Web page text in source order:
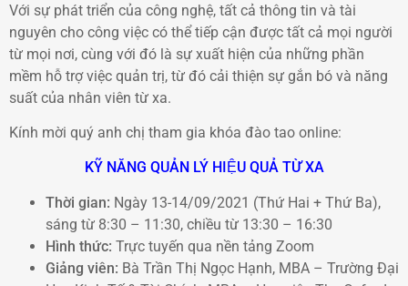
Với sự phát triển của công nghệ, tất cả thông tin và tài
nguyên cho công việc có thể tiếp cận được tất cả mọi người
từ mọi nơi, cùng với đó là sự xuất hiện của những phần
mềm hỗ trợ việc quản trị, từ đó cải thiện sự gắn bó và năng
suất của nhân viên từ xa.
Kính mời quý anh chị tham gia khóa đào tao online:
KỸ NĂNG QUẢN LÝ HIỆU QUẢ TỪ XA
Thời gian: Ngày 13-14/09/2021 (Thứ Hai + Thứ Ba),
sáng từ 8:30 – 11:30, chiều từ 13:30 – 16:30
Hình thức: Trực tuyến qua nền tảng Zoom
Giảng viên: Bà Trần Thị Ngọc Hạnh, MBA – Trường Đại